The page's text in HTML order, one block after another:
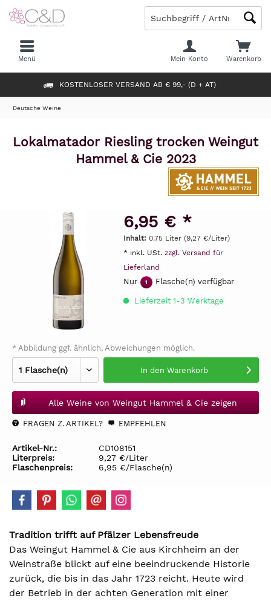
KOSTENLOSER VERSAND AB € 99,- (D + AT)
Warenkorb
Mein Konto
Menü
Deutsche Weine
Lokalmatador Riesling trocken Weingut
Hammel & Cie 2023
6,95 € *
Inhalt: 0.75 Liter (9,27 €/Liter)
* inkl. USt. zzgl. Versand für
Lieferland
Nur 1 Flasche(n) verfügbar
Lieferzeit 1-3 Werktage
* Abbildung ggf. ähnlich, Abweichungen möglich.
In den Warenkorb
Alle Weine von Weingut Hammel & Cie zeigen
FRAGEN Z. ARTIKEL? EMPFEHLEN
Artikel-Nr.:
CD108151
Literpreis:
9,27 €/Liter
Flaschenpreis:
6,95 €/Flasche(n)
Tradition trifft auf Pfälzer Lebensfreude
Das Weingut Hammel & Cie aus Kirchheim an der
Weinstraße blickt auf eine beeindruckende Historie
zurück, die bis in das Jahr 1723 reicht. Heute wird
der Betrieb in der achten Generation mit einer